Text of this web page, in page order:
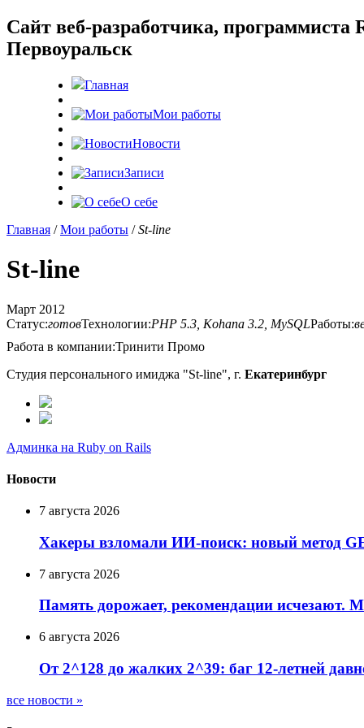
Cайт веб-разработчика,
Первоуральск
Главная
Мои работы
Новости
Записи
О себе
Главная /Мои работы /St-line
St-line
Март 2012
Статус:готовТехнологии:PHP 5.3, Kohana 3.2, MySQLРаботы:
Работа в компании:Тринити Промо
Студия персонального имиджа "St-line", г. Екатеринбург
Админка на Ruby on Rails
Новости
7 августа 2026
Хакеры взломали ИИ-поиск: новый метод
7 августа 2026
Память дорожает, рекомендации исчезают.
6 августа 2026
От 2^128 до жалких 2^39: баг 12-летней
все новости »